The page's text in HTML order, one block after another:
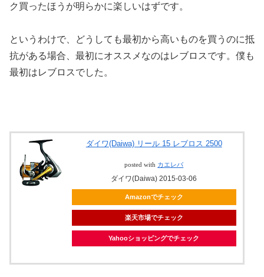
ク買ったほうが明らかに楽しいはずです。
というわけで、どうしても最初から高いものを買うのに抵
抗がある場合、最初にオススメなのはレブロスです。僕も
最初はレブロスでした。
ダイワ(Daiwa) リール 15 レブロス 2500
posted with カエレバ
ダイワ(Daiwa) 2015-03-06
Amazonでチェック
楽天市場でチェック
Yahooショッピングでチェック